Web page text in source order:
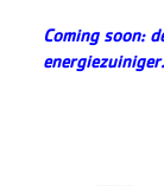
Coming soon: